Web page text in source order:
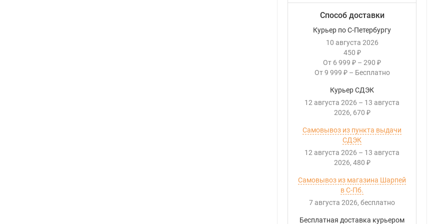
Способ доставки
Курьер по С-Петербургу
10 августа 2026
450 ₽
От 6 999 ₽ – 290 ₽
От 9 999 ₽ – Бесплатно
Курьер СДЭК
12 августа 2026 – 13 августа
2026 670 ₽
Самовывоз из пункта выдачи
СДЭК
12 августа 2026 – 13 августа
2026 480 ₽
Самовывоз из магазина Шарпей
в С-Пб.
7 августа 2026
Бесплатно
Бесплатная доставка курьером